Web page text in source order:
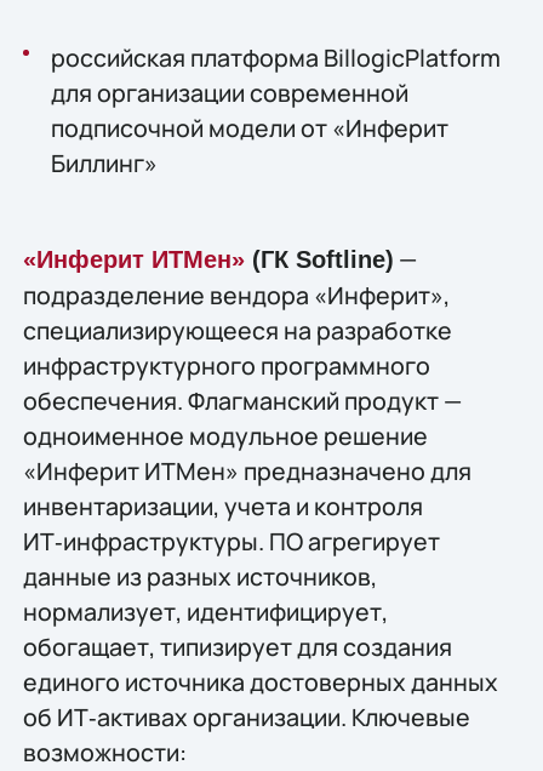
российская платформа BillogicPlatform
для организации современной
подписочной модели от «Инферит
Биллинг»
«Инферит ИТМен»(ГК Softline) —
подразделение вендора «Инферит»,
специализирующееся на разработке
инфраструктурного программного
обеспечения. Флагманский продукт —
одноименное модульное решение
«Инферит ИТМен» предназначено для
инвентаризации, учета и контроля
ИТ‑инфраструктуры. ПО агрегирует
данные из разных источников,
нормализует, идентифицирует,
обогащает, типизирует для создания
единого источника достоверных данных
об ИТ‑активах организации. Ключевые
возможности: